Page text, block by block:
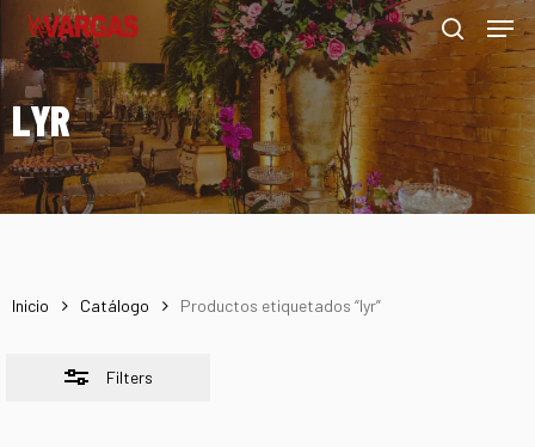
Skip
main
content
search
Menu
LYR
Inicio Catálogo Productos etiquetados “lyr”
Filters
Close
Filters
Menu